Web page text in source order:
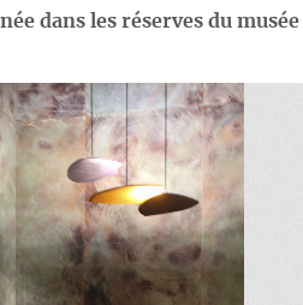
dans les réserves du